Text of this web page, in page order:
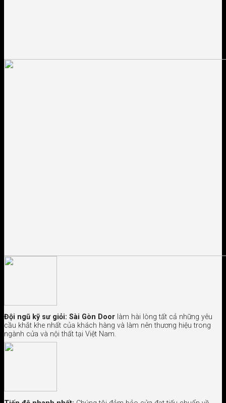
Đội ngũ kỹ sư giỏi: Sài Gòn Door làm hài lòng tất cả những yêu
cầu khắt khe nhất của khách hàng và làm nên thương hiệu trong
ngành cửa và nội thất tại Việt Nam.